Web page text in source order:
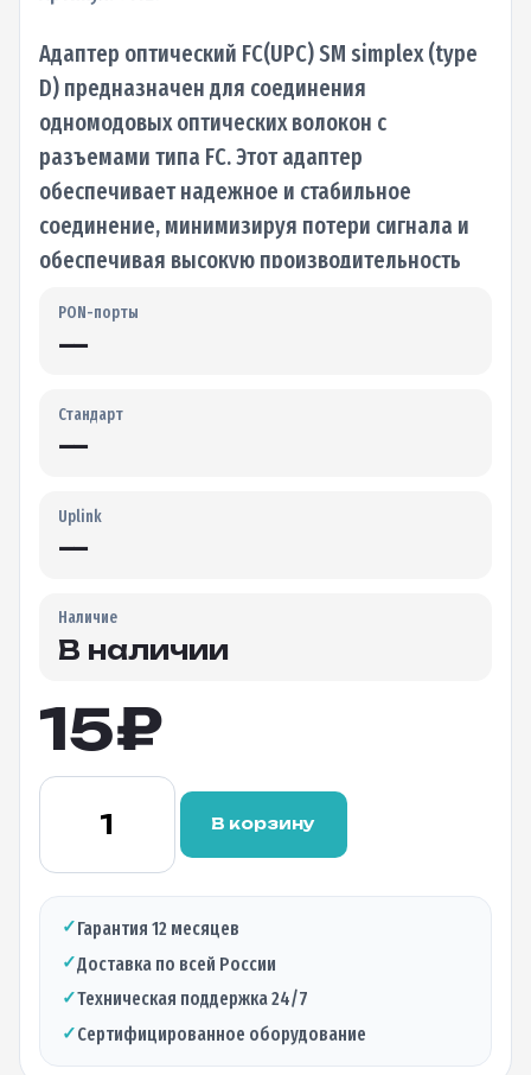
Адаптер оптический FC(UPC) SM simplex (type
D) предназначен для соединения
одномодовых оптических волокон с
разъемами типа FC. Этот адаптер
обеспечивает надежное и стабильное
соединение, минимизируя потери сигнала и
обеспечивая высокую производительность
PON-порты
—
Стандарт
—
Uplink
—
Наличие
В наличии
15₽
Количество
оптический
FC(UPC)
(type
В корзину
✓Гарантия 12 месяцев
✓Доставка по всей России
✓Техническая поддержка 24/7
✓Сертифицированное оборудование